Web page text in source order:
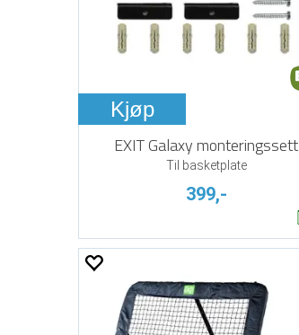
Kjøp
EXIT Galaxy monteringssett
Til basketplate
399,-